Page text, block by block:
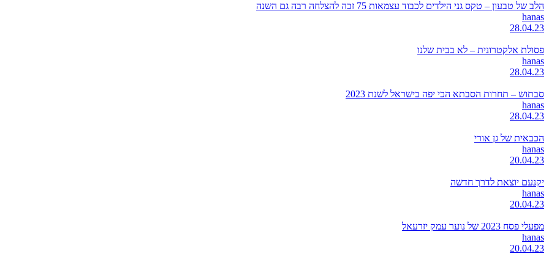
הלב של טבעון – טקס גני הילדים לכבוד עצמאות 75 זכה להצלחה רבה גם השנה
hanas
28.04.23
פסולת אלקטרונית – לא בבית שלנו
hanas
28.04.23
סבתוש – תחרות הסבתא הכי יפה בישראל לשנת 2023
hanas
28.04.23
הכבאית של גן אורי
hanas
20.04.23
יקנעם יוצאת לדרך חדשה
hanas
20.04.23
מפעלי פסח 2023 של נוער עמק יזרעאל
hanas
20.04.23